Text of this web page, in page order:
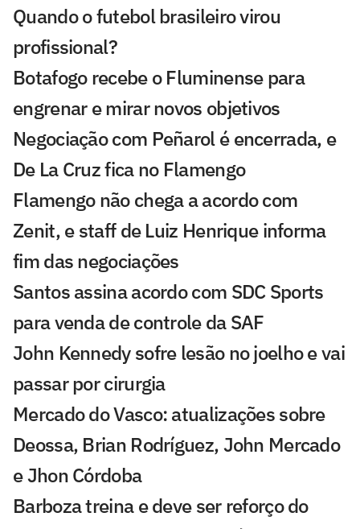
Quando o futebol brasileiro virou
profissional?
Botafogo recebe o Fluminense para
engrenar e mirar novos objetivos
Negociação com Peñarol é encerrada, e
De La Cruz fica no Flamengo
Flamengo não chega a acordo com
Zenit, e staff de Luiz Henrique informa
fim das negociações
Santos assina acordo com SDC Sports
para venda de controle da SAF
John Kennedy sofre lesão no joelho e vai
passar por cirurgia
Mercado do Vasco: atualizações sobre
Deossa, Brian Rodríguez, John Mercado
e Jhon Córdoba
Barboza treina e deve ser reforço do